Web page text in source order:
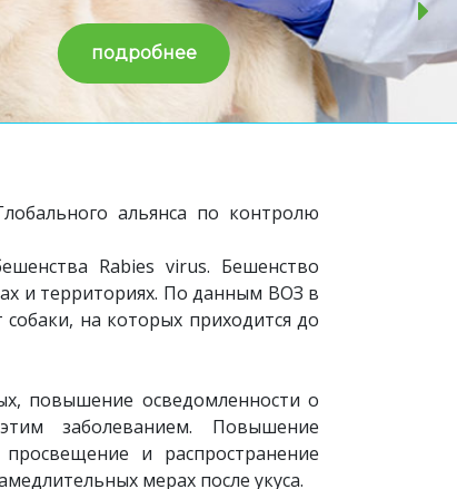
подробнее
альянса по контролю
Rabies virus. Бешенство
и территориях. По данным ВОЗ в
на которых приходится до
повышение осведомленности о
заболеванием. Повышение
и распространение
мерах после укуса.